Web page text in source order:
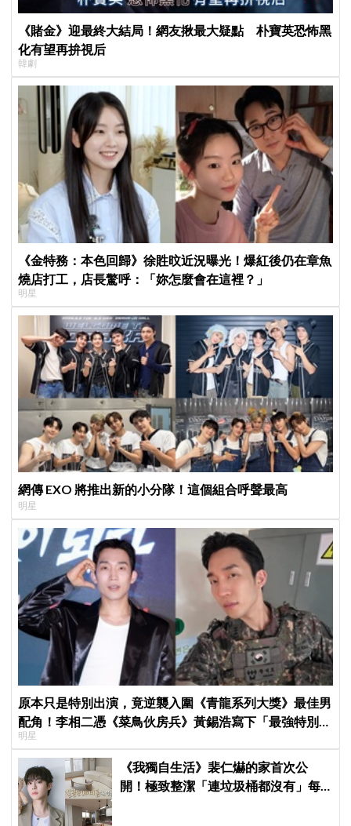
《賭金》迎最終大結局！網友揪最大疑點 朴寶英恐怖黑
化有望再拚視后
韓劇
《金特務：本色回歸》徐貹旼近況曝光！爆紅後仍在章魚
燒店打工，店長驚呼：「妳怎麼會在這裡？」
明星
網傳 EXO 將推出新的小分隊！這個組合呼聲最高
明星
原本只是特別出演，竟逆襲入圍《青龍系列大獎》最佳男
配角！李相二憑《菜鳥伙房兵》黃錫浩寫下「最強特別出
演」傳奇
明星
《我獨自生活》裴仁爀的家首次公
開！極致整潔「連垃圾桶都沒有」每